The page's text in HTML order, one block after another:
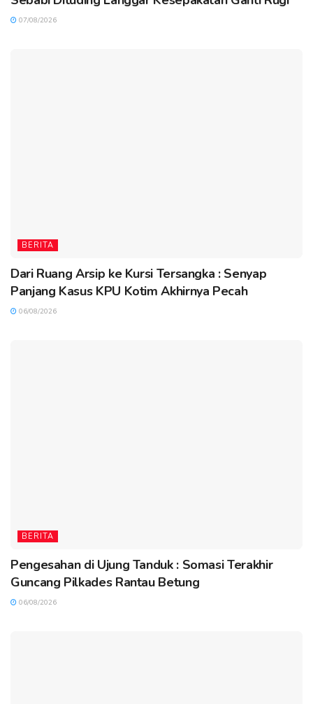
07/08/2026
BERITA
Dari Ruang Arsip ke Kursi Tersangka : Senyap
Panjang Kasus KPU Kotim Akhirnya Pecah
06/08/2026
BERITA
Pengesahan di Ujung Tanduk : Somasi Terakhir
Guncang Pilkades Rantau Betung
06/08/2026